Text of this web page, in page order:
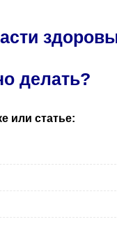
делать?
или статье: